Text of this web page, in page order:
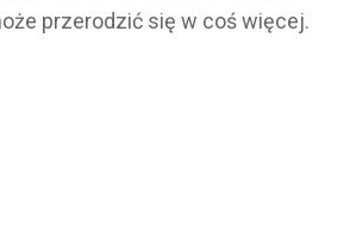
przerodzić się w coś więcej.